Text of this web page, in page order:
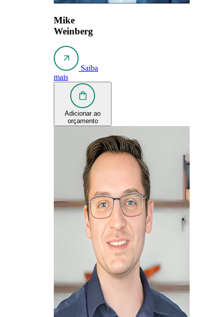
Mike
Weinberg
Saiba
mais
Adicionar ao
orçamento